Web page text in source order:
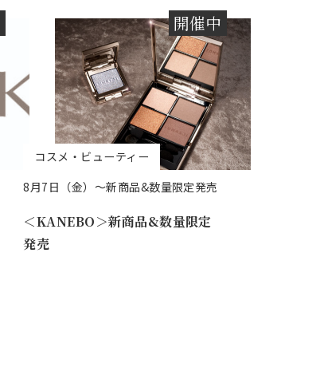
開催中
コスメ・ビューティー
8月7日（金）～新商品&数量限定発売
＜KANEBO＞新商品&数量限定
発売